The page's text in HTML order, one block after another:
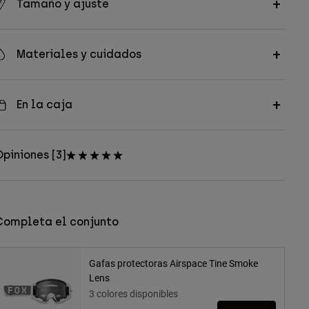
Tamaño y ajuste
Materiales y cuidados
En la caja
[3]
el conjunto
Gafas protectoras Airspace Tine Smoke
Lens
3 colores disponibles